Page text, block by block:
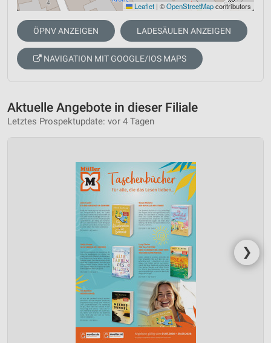
Leaflet | ©OpenStreetMapcontributors
ÖPNV ANZEIGEN LADESÄULEN ANZEIGEN
NAVIGATION MIT GOOGLE/IOS MAPS
Aktuelle Angebote in dieser Filiale
Letztes Prospektupdate: vor 4 Tagen
❯